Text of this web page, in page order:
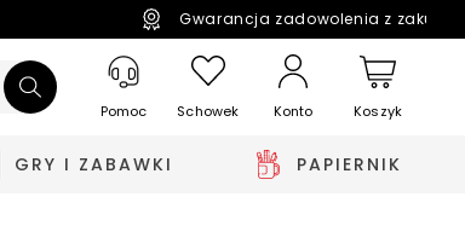
Gwarancja zadowolenia z
Pomoc Schowek Konto Koszyk
GRY I ZABAWKI PAPIERNIK